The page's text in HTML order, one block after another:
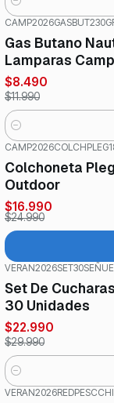
Quantity
Gas Butano
Lamparas
$8.490
$11.990
Quantity
Colchoneta
Outdoor
$16.990
$24.990
Set De
30 Unidades
$22.990
$29.990
Quantity